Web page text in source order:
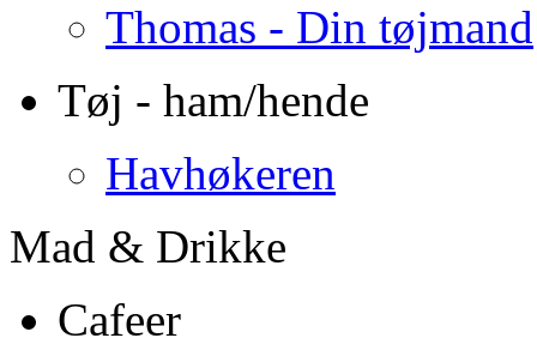
Thomas - Din tøjmand
Tøj - ham/hende
Havhøkeren
Mad & Drikke
Cafeer